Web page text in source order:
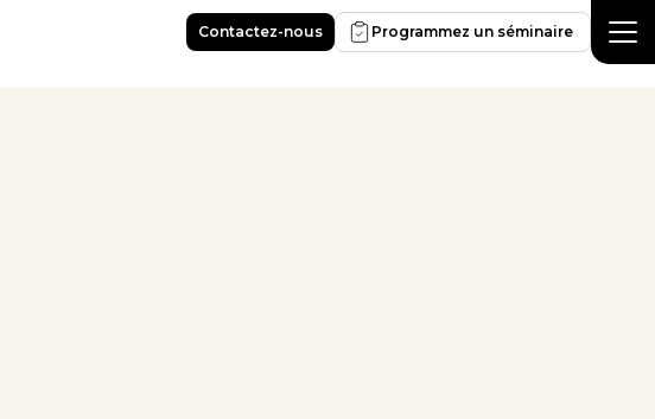
Contactez-nous Programmez un séminaire